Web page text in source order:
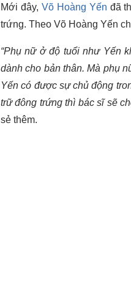
Mới đây, Võ Hoàng Yến đã
trứng. Theo Võ Hoàng Yến
“Phụ nữ ở độ tuổi như Yến
dành cho bản thân. Mà phụ
Yến có được sự chủ động
trữ đông trứng thì bác sĩ sẽ
sẻ thêm.